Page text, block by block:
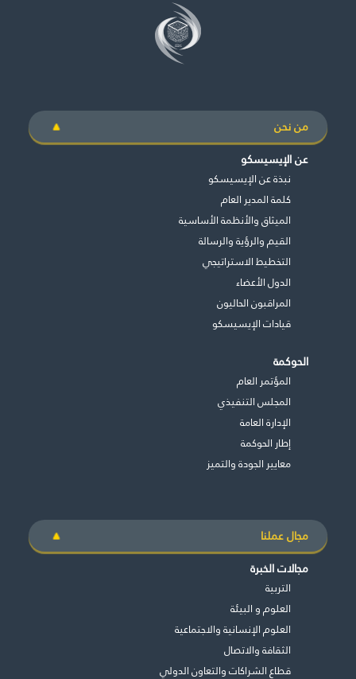
من نحن
عن الإيسيسكو
نبذة عن الإيسيسكو
كلمة المدير العام
الميثاق والأنظمة الأساسية
القيم والرؤية والرسالة
التخطيط الاستراتيجي
الدول الأعضاء
المراقبون الحاليون
قيادات الإيسيسكو
الحوكمة
المؤتمر العام
المجلس التنفيذي
اﻹدارة العامة
إطار الحوكمة
معايير الجودة والتميز
مجال عملنا
مجالات الخبرة
التربية
العلوم و البيئة
العلوم الإنسانية والاجتماعية
الثقافة والاتصال
قطاع الشراكات والتعاون الدولي